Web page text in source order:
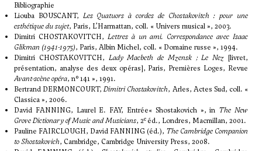
Bibliographie
Liouba BOUSCANT, Les Quatuors à cordes de Chostakovitch : pour une
esthétique du sujet, Paris, L’Harmattan, coll. « Univers musical », 2003.
Dimitri CHOSTAKOVITCH, Lettres à un ami. Correspondance avec Isaac
Glikman (1941-1975), Paris, Albin Michel, coll. « Domaine russe », 1994.
Dimitri CHOSTAKOVITCH, Lady Macbeth de Mzensk ; Le Nez [livret,
présentation, analyse des deux opéras], Paris, Premières Loges, Revue
Avant-scène opéra, n° 141 », 1991.
Bertrand DERMONCOURT,Dimitri Chostakovitch, Arles, Actes Sud, coll. «
Classica », 2006.
David FANNING, Laurel E. FAY, Entrée« Shostakovich », in The New
Grove Dictionary of Music and Musicians, 2e éd., Londres, Macmillan, 2001.
Pauline FAIRCLOUGH, David FANNING (éd.), The Cambridge Companion
to Shostakovich, Cambridge, Cambridge University Press, 2008.